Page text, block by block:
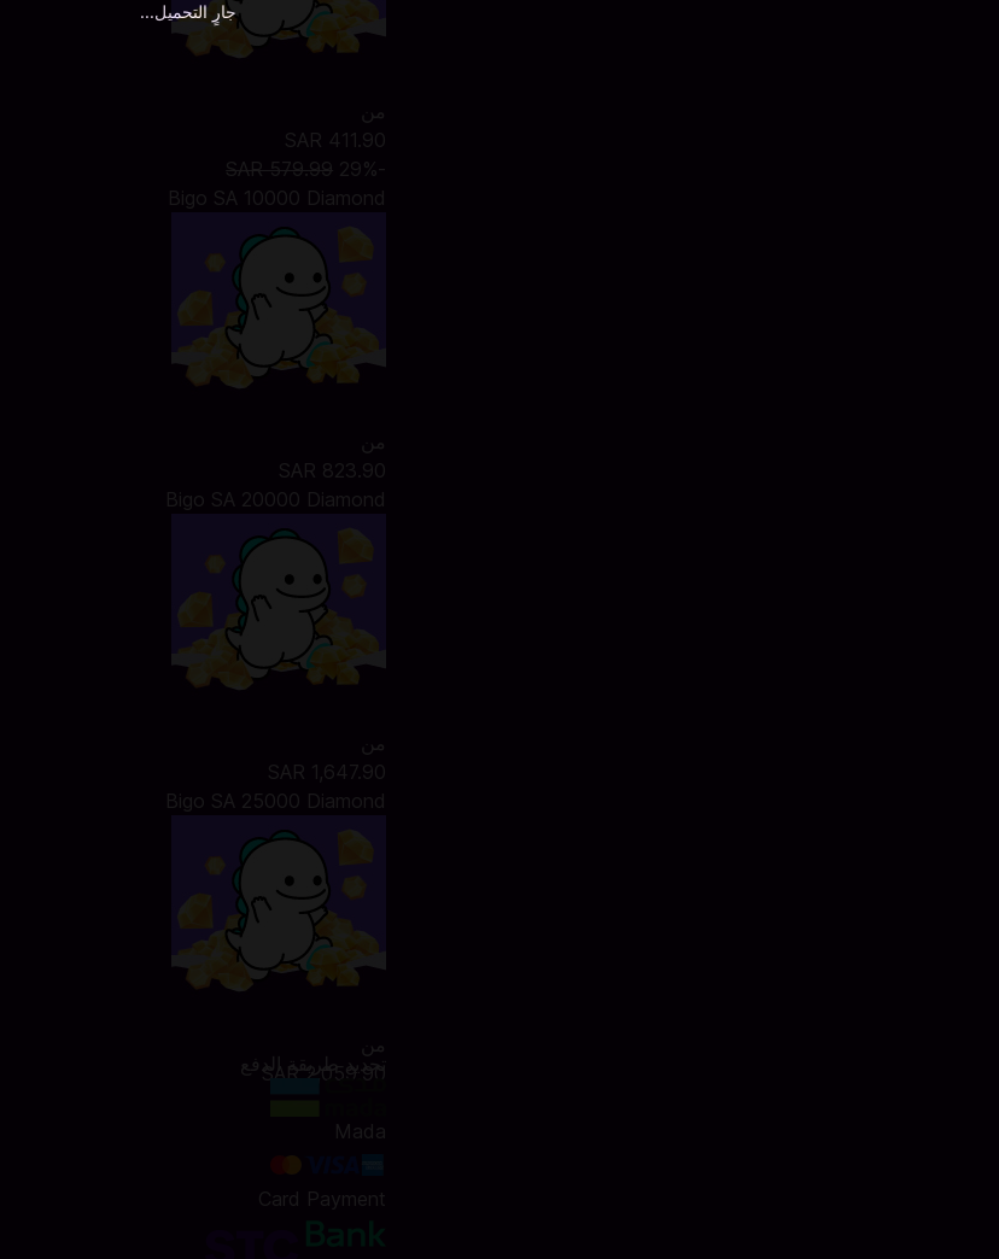
جارٍ التحميل...
من
SAR 411.90
-29%
SAR 579.99
Bigo SA 10000 Diamond
من
SAR 823.90
Bigo SA 20000 Diamond
من
SAR 1,647.90
Bigo SA 25000 Diamond
من
SAR 2,059.90
تحديد طريقة الدفع
Mada
Card Payment